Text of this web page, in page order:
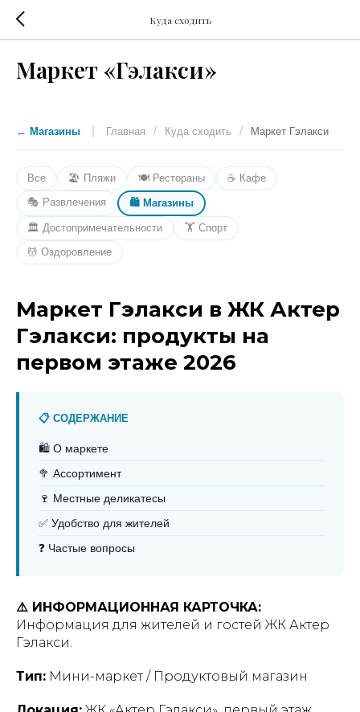
Куда сходить
Маркет «Гэлакси»
← Магазины Главная / Куда сходить / Маркет Гэлакси
Все 🏖️ Пляжи 🍽️ Рестораны
☕ Кафе
🎭 Развлечения
🛍️ Магазины
🏛️ Достопримечательности
🏋️ Спорт
💆 Оздоровление
Маркет Гэлакси в ЖК Актер
Гэлакси: продукты на
первом этаже 2026
📋 СОДЕРЖАНИЕ
🛍️ О маркете
🥦 Ассортимент
🍷 Местные деликатесы
✅ Удобство для жителей
❓ Частые вопросы
⚠️ ИНФОРМАЦИОННАЯ КАРТОЧКА:
Информация для жителей и гостей ЖК Актер
Гэлакси.
Тип: Мини-маркет / Продуктовый магазин